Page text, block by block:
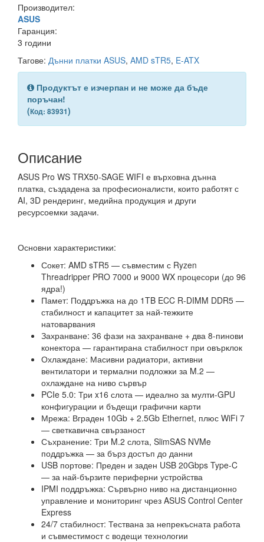
Производител:
ASUS
Гаранция:
3 години
Тагове: Дънни платки ASUS, AMD sTR5, E-ATX
Продуктът е изчерпан и не може да бъде
поръчан!
(Код: 83931)
Описание
ASUS Pro WS TRX50-SAGE WIFI е върховна дънна
платка, създадена за професионалисти, които работят с
AI, 3D рендеринг, медийна продукция и други
ресурсоемки задачи.
Основни характеристики:
Сокет: AMD sTR5 — съвместим с Ryzen
Threadripper PRO 7000 и 9000 WX процесори (до 96
ядра!)
Памет: Поддръжка на до 1TB ECC R-DIMM DDR5 —
стабилност и капацитет за най-тежките
натоварвания
Захранване: 36 фази на захранване + два 8-пинови
конектора — гарантирана стабилност при овърклок
Охлаждане: Масивни радиатори, активни
вентилатори и термални подложки за M.2 —
охлаждане на ниво сървър
PCIe 5.0: Три x16 слота — идеално за мулти-GPU
конфигурации и бъдещи графични карти
Мрежа: Вграден 10Gb + 2.5Gb Ethernet, плюс WiFi 7
— светкавична свързаност
Съхранение: Три M.2 слота, SlimSAS NVMe
поддръжка — за бърз достъп до данни
USB портове: Преден и заден USB 20Gbps Type-C
— за най-бързите периферни устройства
IPMI поддръжка: Сървърно ниво на дистанционно
управление и мониторинг чрез ASUS Control Center
Express
24/7 стабилност: Тествана за непрекъсната работа
и съвместимост с водещи технологии